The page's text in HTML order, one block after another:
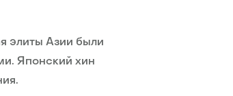
элиты Азии были
Японский хин